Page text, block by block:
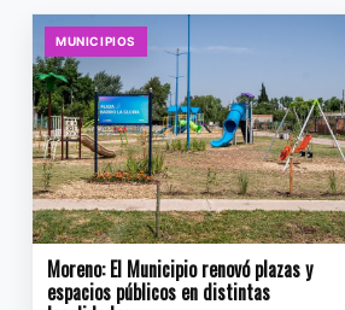
MUNICIPIOS
Moreno: El Municipio renovó plazas y
espacios públicos en distintas